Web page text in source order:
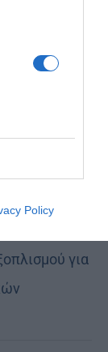
Policy
– Ο
της
για